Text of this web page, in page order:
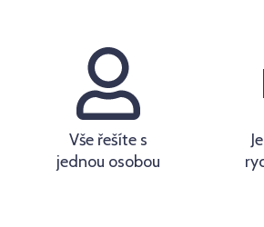
Vše řešíte s
jednou osobou